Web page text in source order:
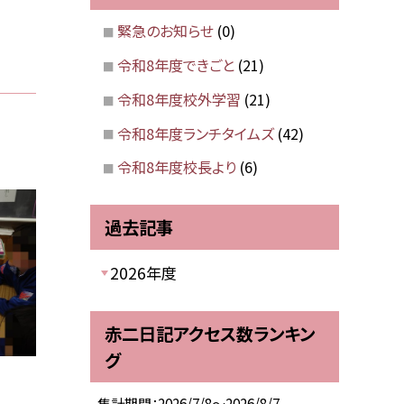
緊急のお知らせ (0)
令和8年度できごと (21)
令和8年度校外学習 (21)
令和8年度ランチタイムズ (42)
令和8年度校長より (6)
過去記事
2026年度
赤二日記アクセス数ランキン
グ